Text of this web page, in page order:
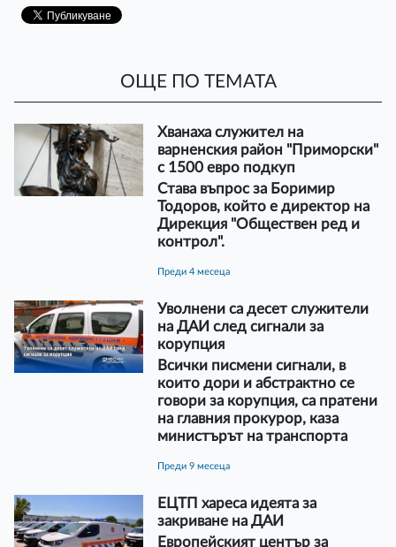
ОЩЕ ПО ТЕМАТА
Хванаха служител на
варненския район "Приморски"
с 1500 евро подкуп
Става въпрос за Боримир
Тодоров, който е директор на
Дирекция "Обществен ред и
контрол".
преди 4 месеца
Уволнени са десет служители
на ДАИ след сигнали за
корупция
Всички писмени сигнали, в
които дори и абстрактно се
говори за корупция, са пратени
на главния прокурор, каза
министърът на транспорта
преди 9 месеца
ЕЦТП хареса идеята за
закриване на ДАИ
Европейският център за